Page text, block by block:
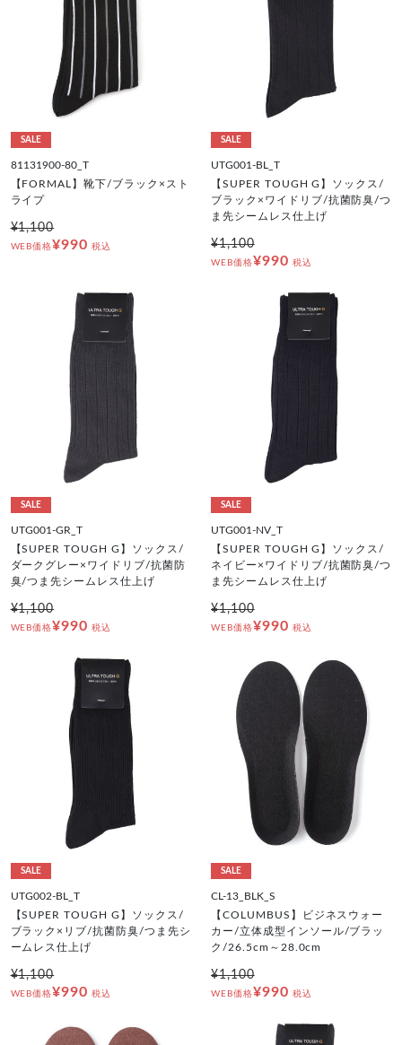
SALE
81131900-80_T
【FORMAL】靴下/ブラック×スト
ライプ
¥1,100
WEB価格¥990 税込
SALE
UTG001-BL_T
【SUPER TOUGH G】ソックス/
ブラック×ワイドリブ/抗菌防臭/つ
ま先シームレス仕上げ
¥1,100
WEB価格¥990 税込
SALE
UTG001-GR_T
【SUPER TOUGH G】ソックス/
ダークグレー×ワイドリブ/抗菌防
臭/つま先シームレス仕上げ
¥1,100
WEB価格¥990 税込
SALE
UTG001-NV_T
【SUPER TOUGH G】ソックス/
ネイビー×ワイドリブ/抗菌防臭/つ
ま先シームレス仕上げ
¥1,100
WEB価格¥990 税込
SALE
UTG002-BL_T
【SUPER TOUGH G】ソックス/
ブラック×リブ/抗菌防臭/つま先シ
ームレス仕上げ
¥1,100
WEB価格¥990 税込
SALE
CL-13_BLK_S
【COLUMBUS】ビジネスウォー
カー/立体成型インソール/ブラッ
ク/26.5cm～28.0cm
¥1,100
WEB価格¥990 税込